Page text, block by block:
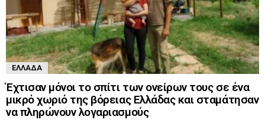
ΕΛΛΆΔΑ
Έχτισαν μόνοι το σπίτι των ονείρων τους σε ένα
μικρό χωριό της βόρειας Ελλάδας και σταμάτησαν
να πληρώνουν λογαριασμούς